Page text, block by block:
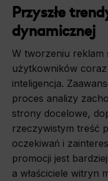
Przyszłe
dynamicznej
W tworzeniu reklam
użytkowników
inteligencja.
proces analizy
strony docelowe,
rzeczywistym treść
oczekiwań i
promocji jest
a właściciele witryn